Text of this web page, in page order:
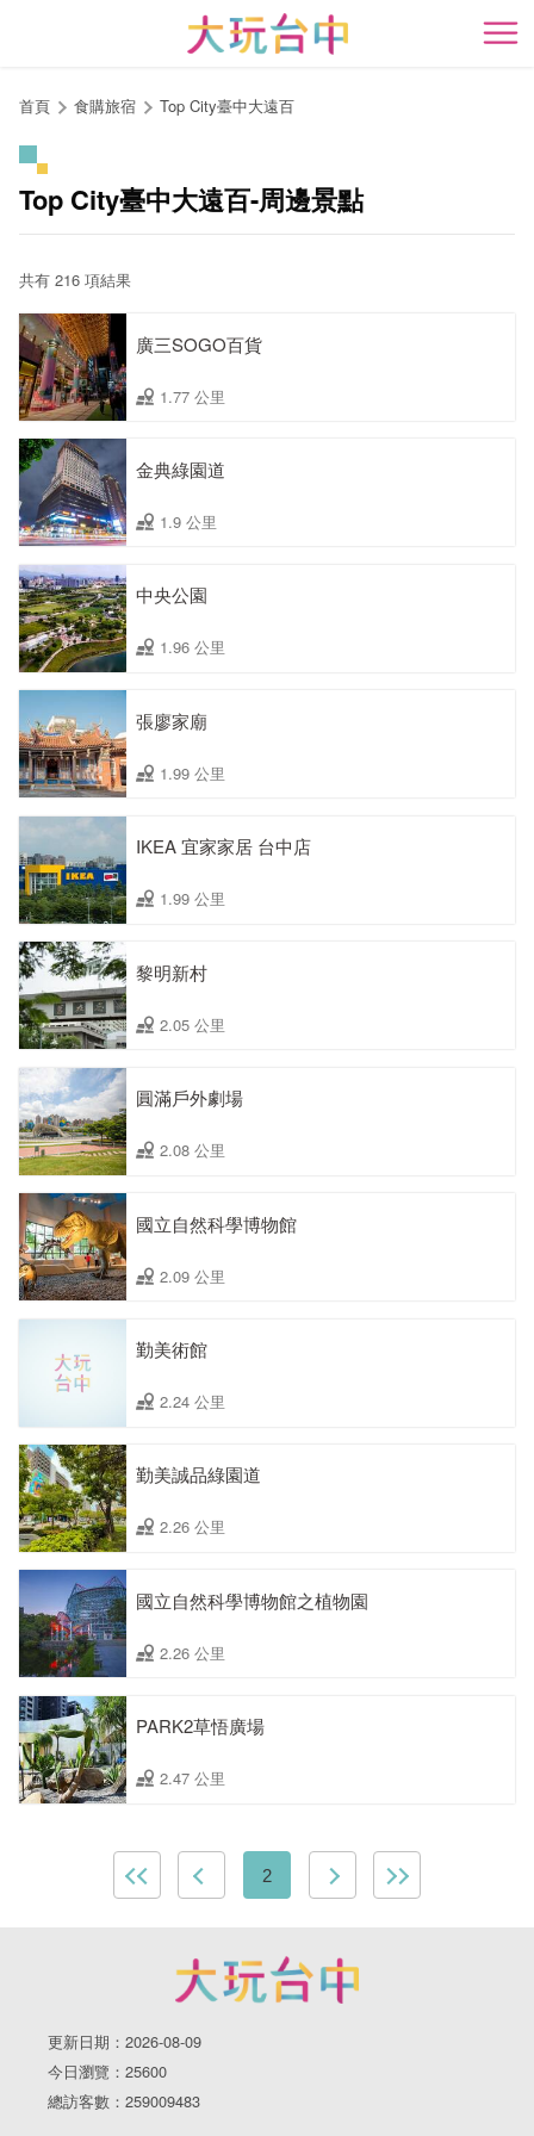
開
首頁 食購旅宿 Top City臺中大遠百
Top City臺中大遠百-周邊景點
共有 216 項結果
廣三SOGO百貨
1.77 公里
金典綠園道
1.9 公里
中央公園
1.96 公里
張廖家廟
1.99 公里
IKEA 宜家家居 台中店
1.99 公里
黎明新村
2.05 公里
圓滿戶外劇場
2.08 公里
國立自然科學博物館
2.09 公里
勤美術館
2.24 公里
勤美誠品綠園道
2.26 公里
國立自然科學博物館之植物園
2.26 公里
PARK2草悟廣場
2.47 公里
2
更新日期：2026-08-09
今日瀏覽：25600
總訪客數：259009483